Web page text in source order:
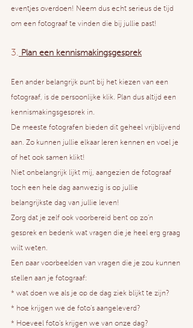
eventjes overdoen! Neem dus echt serieus de tijd
om een fotograaf te vinden die bij jullie past!
3. Plan een kennismakingsgesprek
Een ander belangrijk punt bij het kiezen van een
fotograaf, is de persoonlijke klik. Plan dus altijd een
kennismakingsgesprek in.
De meeste fotografen bieden dit geheel vrijblijvend
aan. Zo kunnen jullie elkaar leren kennen en voel je
of het ook samen klikt!
Niet onbelangrijk lijkt mij, aangezien de fotograaf
toch een hele dag aanwezig is op jullie
belangrijkste dag van jullie leven!
Zorg dat je zelf ook voorbereid bent op zo’n
gesprek en bedenk wat vragen die je heel erg graag
wilt weten.
Een paar voorbeelden van vragen die je zou kunnen
stellen aan je fotograaf:
* wat doen we als je op de dag ziek blijkt te zijn?
* hoe krijgen we de foto’s aangeleverd?
* Hoeveel foto’s krijgen we van onze dag?